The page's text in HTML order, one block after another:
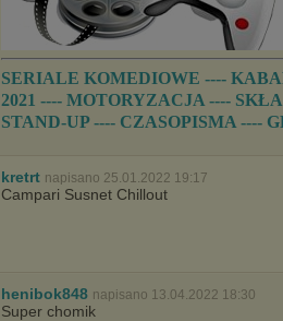
SERIALE KOMEDIOWE ----
2021 ---- MOTORYZACJA ----
STAND-UP ---- CZASOPISMA ----
kretrt napisano 25.01.2022 19:17
Campari Susnet Chillout
henibok848 napisano 13.04.2022 18:30
Super chomik